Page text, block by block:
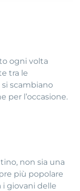
ogni volta
tra le
scambiano
per l’occasione.
non sia una
più popolare
giovani delle